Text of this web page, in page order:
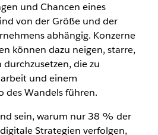
und Chancen eines
von der Größe und der
abhängig. Konzerne
können dazu neigen, starre,
die zu
und einem
des Wandels führen.
sein, warum nur 38 % der
Strategien verfolgen,